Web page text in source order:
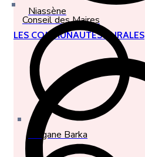
Conseil des Maires
LES COMMUNAUTÉS RURALES
Niassène
Diagane Barka